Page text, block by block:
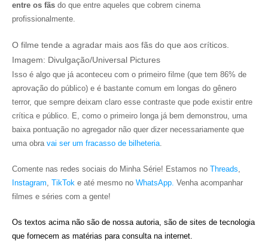
entre os fãs do que entre aqueles que cobrem cinema
profissionalmente.
O filme tende a agradar mais aos fãs do que aos críticos.
Imagem: Divulgação/Universal Pictures
Isso é algo que já aconteceu com o primeiro filme (que tem 86% de
aprovação do público) e é bastante comum em longas do gênero
terror, que sempre deixam claro esse contraste que pode existir entre
crítica e público. E, como o primeiro longa já bem demonstrou, uma
baixa pontuação no agregador não quer dizer necessariamente que
uma obra vai ser um fracasso de bilheteria.
Comente nas redes sociais do Minha Série! Estamos no Threads,
Instagram, TikTok e até mesmo no WhatsApp. Venha acompanhar
filmes e séries com a gente!
Os textos acima não são de nossa autoria, são de sites de tecnologia
que fornecem as matérias para consulta na internet.